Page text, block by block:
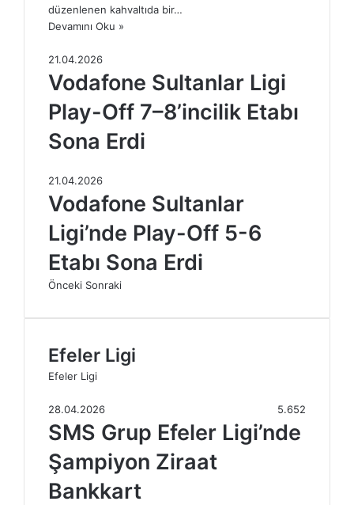
düzenlenen kahvaltıda bir…
Devamını Oku »
21.04.2026
Vodafone Sultanlar Ligi
Play-Off 7–8’incilik Etabı
Sona Erdi
21.04.2026
Vodafone Sultanlar
Ligi’nde Play-Off 5-6
Etabı Sona Erdi
Önceki Sonraki
Efeler Ligi
Efeler Ligi
28.04.2026 5.652
SMS Grup Efeler Ligi’nde
Şampiyon Ziraat
Bankkart